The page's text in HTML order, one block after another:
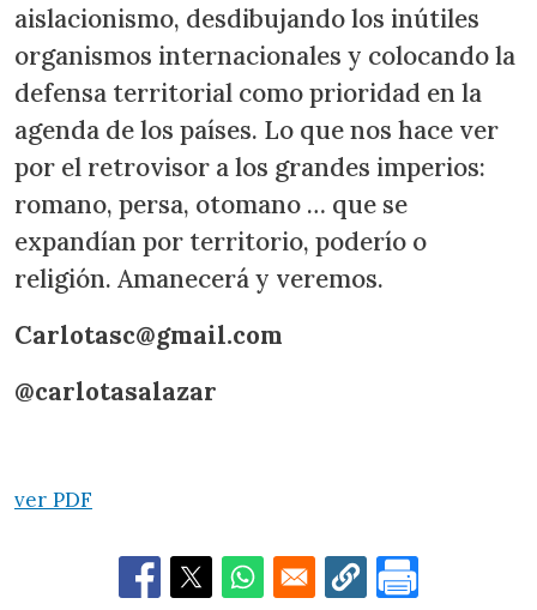
aislacionismo, desdibujando los inútiles
organismos internacionales y colocando la
defensa territorial como prioridad en la
agenda de los países. Lo que nos hace ver
por el retrovisor a los grandes imperios:
romano, persa, otomano … que se
expandían por territorio, poderío o
religión. Amanecerá y veremos.
Carlotasc@gmail.com
@carlotasalazar
ver PDF